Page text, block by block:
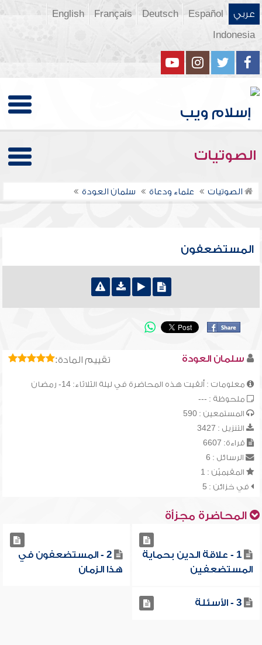
عربي Español
Deutsch
Français
English
Indonesia
الصوتيات
الصوتيات علماء ودعاة سلمان العودة
المستضعفون
تقييم المادة: سلمان العودة
معلومات : ألقيت هذه المحاضرة في ليلة الثلاثاء: 14- رمضان
ملحوظة : ---
المستمعين : 590
التنزيل : 3427
قراءة: 6607
الرسائل : 6
المقيميّن : 1
في خزائن : 5
المحاضرة مجزأة
1 - علاقة الدين بحماية
المستضعفين
2 - المستضعفون في
هذا الزمان
3 - الأسئلة